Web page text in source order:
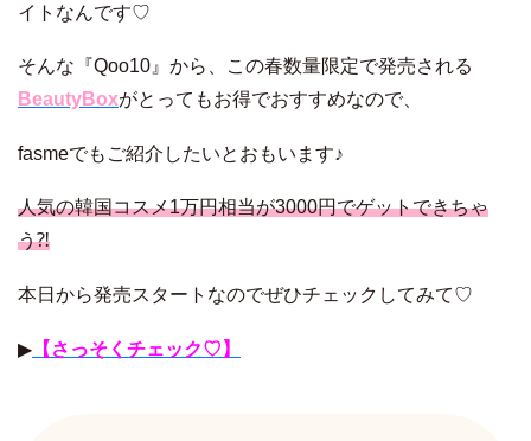
イトなんです♡
そんな『Qoo10』から、この春数量限定で発売される
BeautyBoxがとってもお得でおすすめなので、
fasmeでもご紹介したいとおもいます♪
人気の韓国コスメ1万円相当が3000円でゲットできちゃ
う⁈
本日から発売スタートなのでぜひチェックしてみて♡
▶︎ 【さっそくチェック♡】